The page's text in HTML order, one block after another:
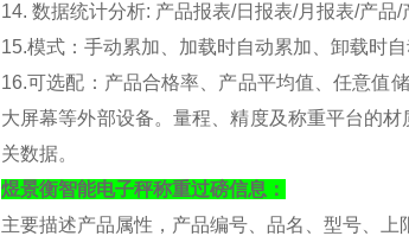
14. 数据统计分析: 产品报表/日报表/月报表/产品
15.模式：手动累加、加载时自动累加、卸载时
16.可选配：产品合格率、产品平均值、任意值
大屏幕等外部设备。量程、精度及称重平台的
关数据。
煜景衡智能电子秤称重过磅信息：
主要描述产品属性，产品编号、品名、型号、